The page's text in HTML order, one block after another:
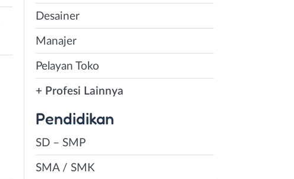
Desainer
Manajer
Pelayan Toko
+ Profesi Lainnya
Pendidikan
SD – SMP
SMA / SMK